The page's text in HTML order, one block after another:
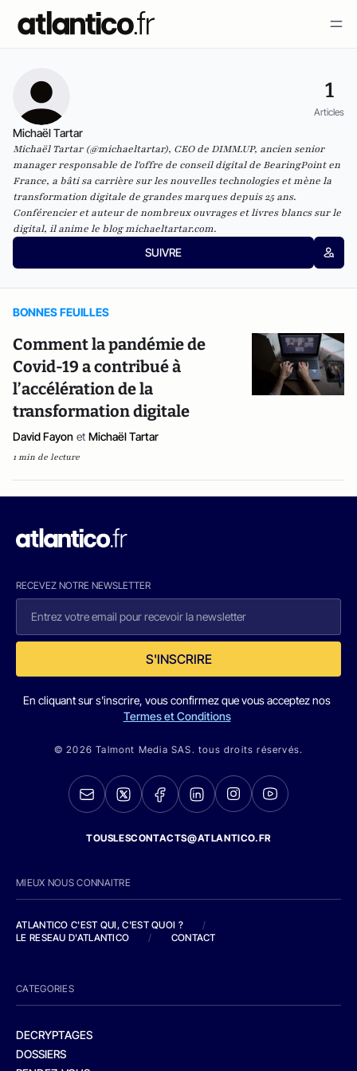
1
Articles
Michaël Tartar
Michaël Tartar (@michaeltartar), CEO de DIMM.UP, ancien senior
manager responsable de l'offre de conseil digital de BearingPoint en
France, a bâti sa carrière sur les nouvelles technologies et mène la
transformation digitale de grandes marques depuis 25 ans.
Conférencier et auteur de nombreux ouvrages et livres blancs sur le
digital, il anime le blog michaeltartar.com.
SUIVRE
BONNES FEUILLES
Comment la pandémie de
Covid-19 a contribué à
l’accélération de la
transformation digitale
David Fayon et Michaël Tartar
1 min de lecture
RECEVEZ NOTRE NEWSLETTER
S'INSCRIRE
En cliquant sur s'inscrire, vous confirmez que vous acceptez nos
Termes et Conditions
© 2026 Talmont Media SAS. tous droits réservés.
TOUSLESCONTACTS@ATLANTICO.FR
MIEUX NOUS CONNAITRE
ATLANTICO C'EST QUI, C'EST QUOI ?
/
LE RESEAU D'ATLANTICO
/ CONTACT
CATEGORIES
DECRYPTAGES
DOSSIERS